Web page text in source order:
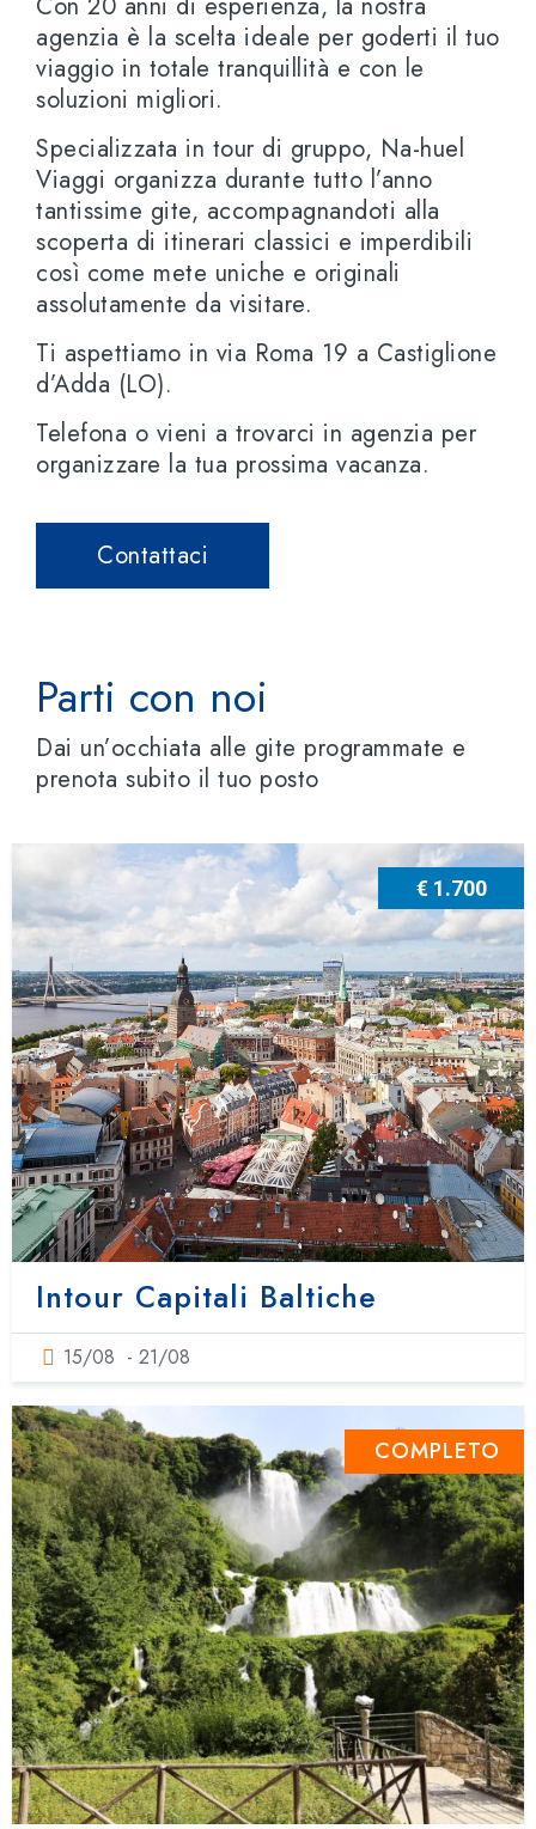
Con 20 anni di esperienza, la nostra
agenzia è la scelta ideale per goderti il tuo
viaggio in totale tranquillità e con le
soluzioni migliori.
Specializzata in tour di gruppo, Na-huel
Viaggi organizza durante tutto l’anno
tantissime gite, accompagnandoti alla
scoperta di itinerari classici e imperdibili
così come mete uniche e originali
assolutamente da visitare.
Ti aspettiamo in via Roma 19 a Castiglione
d’Adda (LO).
Telefona o vieni a trovarci in agenzia per
organizzare la tua prossima vacanza.
Contattaci
Parti con noi
Dai un’occhiata alle gite programmate e
prenota subito il tuo posto
€ 1.700
Intour Capitali Baltiche
15/08 - 21/08
COMPLETO